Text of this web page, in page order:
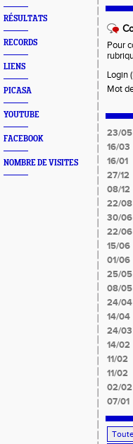
RÉSULTATS
RECORDS
LIENS
PICASA
YOUTUBE
FACEBOOK
NOMBRE DE VISITES
Pour
Login
Mot
23/05
16/03
16/01
27/12
08/12
22/08
30/06
22/06
15/06
01/06
25/05
08/05
24/04
14/04
24/03
14/02
11/02
11/02
02/02
07/01